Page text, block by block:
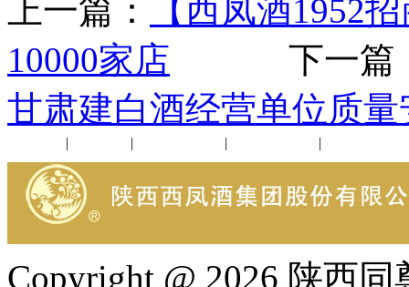
上一篇：
【西凤酒1952
10000家店 下一篇
甘肃建白酒经营单位质
| | | |
Copyright @ 2026 陕西